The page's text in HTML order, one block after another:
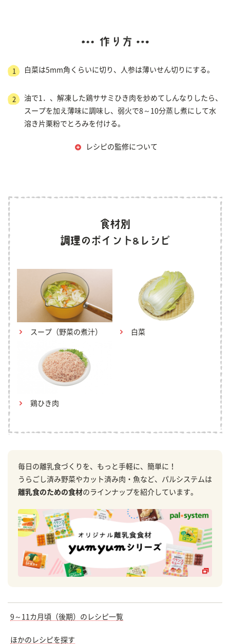
1 白菜は5mm角くらいに切り、人参は薄いせん切りにする。
2
油で1．、解凍した鶏ササミひき肉を炒めてしんなりしたら、
スープを加え薄味に調味し、弱火で8～10分蒸し煮にして水
溶き片栗粉でとろみを付ける。
レシピの監修について
スープ（野菜の煮汁） 白菜
鶏ひき肉
毎日の離乳食づくりを、もっと手軽に、簡単に！
うらごし済み野菜やカット済み肉・魚など、パルシステムは
離乳食のための食材のラインナップを紹介しています。
9～11カ月頃（後期）のレシピ一覧
ほかのレシピを探す